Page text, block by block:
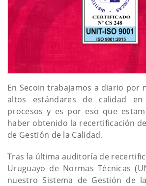
En Secoin trabajamos a diario por
altos estándares de calidad
procesos y es por eso que
haber obtenido la recertificación
de Gestión de la Calidad.
Tras la última auditoría de
Uruguayo de Normas Técnicas
nuestro Sistema de Gestión de